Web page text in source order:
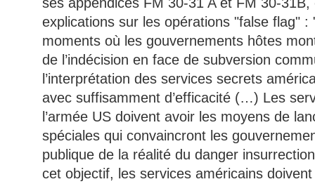
explications sur les opérations "false flag" :
moments où les gouvernements hôtes
de l’indécision en face de subversion
l’interprétation des services secrets
avec suffisamment d’efficacité (…) Les
l’armée US doivent avoir les moyens de
spéciales qui convaincront les
publique de la réalité du danger
cet objectif, les services américains